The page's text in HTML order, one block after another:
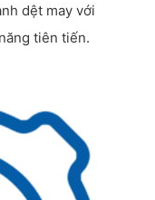
dệt may với
tiên tiến.